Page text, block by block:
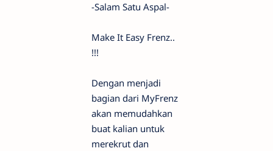
-Salam Satu Aspal-
Make It Easy Frenz..
!!!
Dengan menjadi
bagian dari MyFrenz
akan memudahkan
buat kalian untuk
merekrut dan